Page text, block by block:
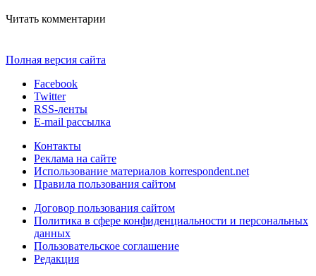
Читать комментарии
Полная версия сайта
Facebook
Twitter
RSS-ленты
E-mail рассылка
Контакты
Реклама на сайте
Использование материалов korrespondent.net
Правила пользования сайтом
Договор пользования сайтом
Политика в сфере конфиденциальности и персональных
данных
Пользовательское соглашение
Редакция